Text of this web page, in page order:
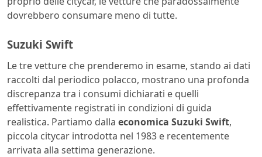
dovrebbero consumare meno di tutte.
Suzuki Swift
Le tre vetture che prenderemo in esame, stando ai dati
raccolti dal periodico polacco, mostrano una profonda
discrepanza tra i consumi dichiarati e quelli
effettivamente registrati in condizioni di guida
realistica. Partiamo dalla economica Suzuki Swift,
piccola citycar introdotta nel 1983 e recentemente
arrivata alla settima generazione.